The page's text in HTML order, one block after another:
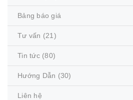
Bảng báo giá
Tư vấn (21)
Tin tức (80)
Hướng Dẫn (30)
Liên hệ